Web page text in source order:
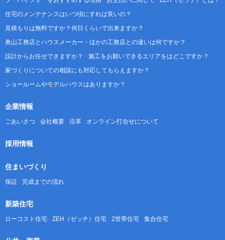
住宅のメンテナンスはいつ頃にすれば良いの？
見積もりは無料ですか？何日くらいで出来ますか？
奥山工務店とハウスメーカー・ほかの工務店との違いは何ですか？
設計からお任せできますか？
施工をお願いできるエリアをはどこですか？
家づくりについての相談にも対応してもらえますか？
ショールームやモデルハウスはありますか？
企業情報
ごあいさつ 会社概要 沿革 オンライン打合せについて
採用情報
住まいづくり
保証 完成までの流れ
新築住宅
ローコスト住宅 ZEH（ゼッチ）住宅 2世帯住宅 集合住宅